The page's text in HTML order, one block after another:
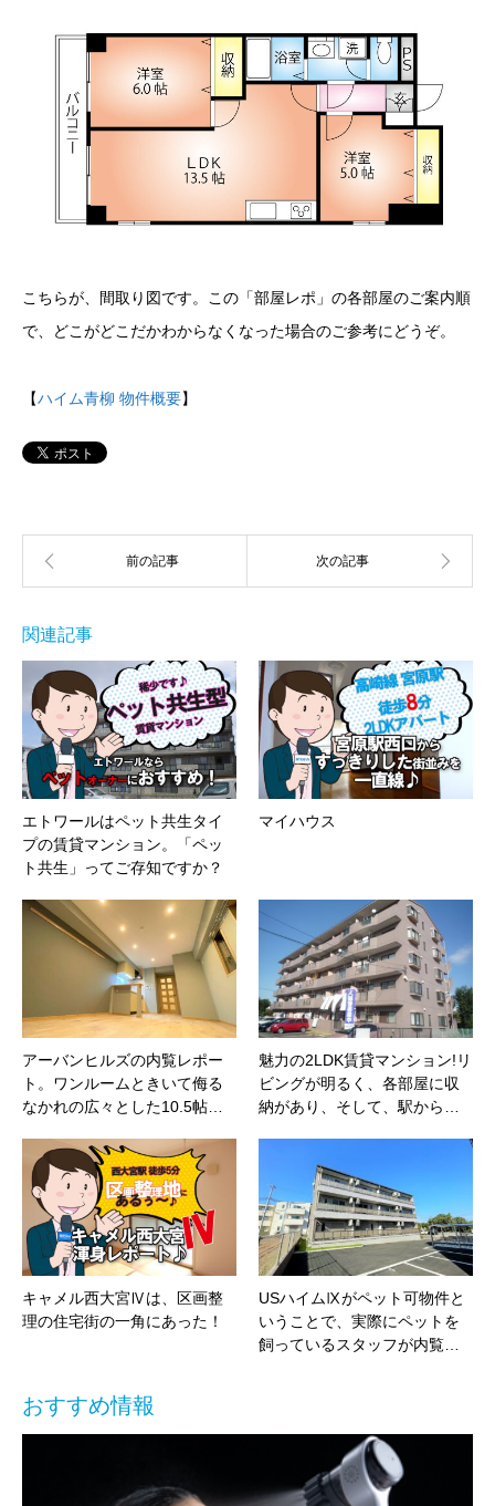
こちらが、間取り図です。この「部屋レポ」の各部屋のご案内順
で、どこがどこだかわからなくなった場合のご参考にどうぞ。
【ハイム青柳 物件概要】
関連記事
エトワールはペット共生タイ
プの賃貸マンション。「ペッ
ト共生」ってご存知ですか？
マイハウス
アーバンヒルズの内覧レポー
ト。ワンルームときいて侮る
なかれの広々とした10.5帖…
魅力の2LDK賃貸マンション!リ
ビングが明るく、各部屋に収
納があり、そして、駅から…
キャメル西大宮Ⅳは、区画整
理の住宅街の一角にあった！
USハイムⅨがペット可物件と
いうことで、実際にペットを
飼っているスタッフが内覧…
おすすめ情報